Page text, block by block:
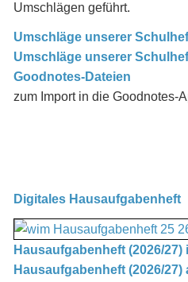
Umschlägen geführt.
Umschläge unserer
Umschläge unserer
Goodnotes-Dateien
zum Import in die Goodnotes-
Digitales Hausaufgabenheft
Hausaufgabenheft (2026/27)
Hausaufgabenheft (2026/